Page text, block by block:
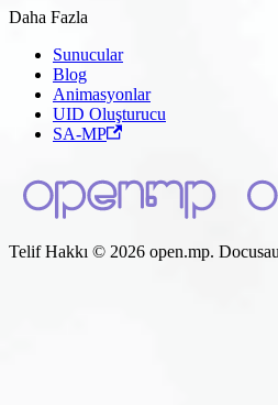
Daha Fazla
Sunucular
Blog
Animasyonlar
UID Oluşturucu
SA-MP
Telif Hakkı © 2026 open.mp.